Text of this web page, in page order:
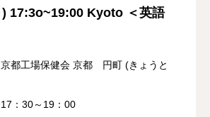
17:3o~19:00 Kyoto ＜英語
保健会 京都 円町 (きょうと
30～19：00